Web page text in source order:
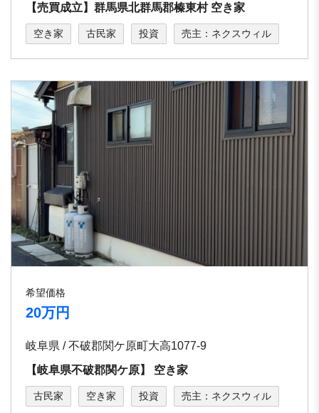
【売買成立】群馬県北群馬郡榛東村 空き家
空き家 古民家 投資 売主：ネクスウィル
希望価格
20万円
岐阜県 / 不破郡関ケ原町大高1077-9
【岐阜県不破郡関ケ原】 空き家
古民家 空き家 投資 売主：ネクスウィル